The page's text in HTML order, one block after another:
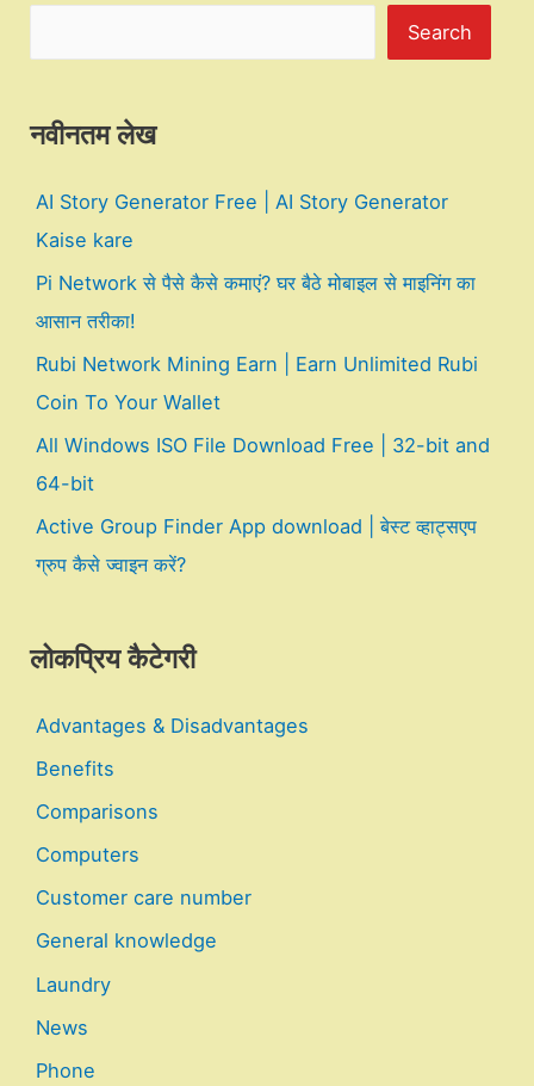
Search
नवीनतम लेख
AI Story Generator Free | AI Story Generator
Kaise kare
Pi Network से पैसे कैसे कमाएं? घर बैठे मोबाइल से माइनिंग का
आसान तरीका!
Rubi Network Mining Earn | Earn Unlimited Rubi
Coin To Your Wallet
All Windows ISO File Download Free | 32-bit and
64-bit
Active Group Finder App download | बेस्ट व्हाट्सएप
ग्रुप कैसे ज्वाइन करें?
लोकप्रिय कैटेगरी
Advantages & Disadvantages
Benefits
Comparisons
Computers
Customer care number
General knowledge
Laundry
News
Phone